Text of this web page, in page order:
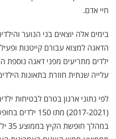
חיי אדם.
בימים אלה יוצאים בני הנוער
הדאגה למצוא עבורם קייטנות
ילדים מתריעים מפני דאגה נוספת
עלייה שנתית חוזרת בתאונות